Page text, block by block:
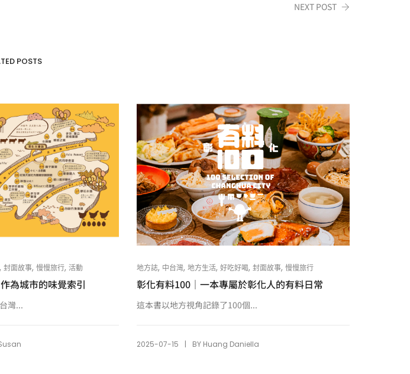
NEXT POST
POSTS
, 封面故事, 慢慢旅行, 活動
為城市的味覺索引
灣...
地方誌, 中台灣, 地方生活, 好吃好喝, 封面故事, 慢慢旅行
彰化有料100｜一本專屬於彰化人的有料日常
這本書以地方視角記錄了100個...
2025-07-15 | BY Huang Daniella